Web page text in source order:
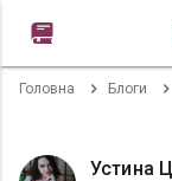
Головна Блоги
Устина